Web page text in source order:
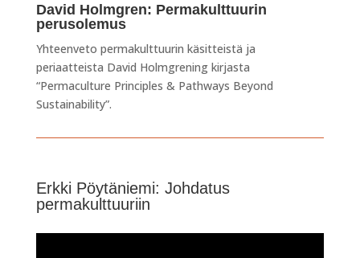
David Holmgren: Permakulttuurin
perusolemus
Yhteenveto permakulttuurin käsitteistä ja
periaatteista David Holmgrening kirjasta
“Permaculture Principles & Pathways Beyond
Sustainability”.
Erkki Pöytäniemi: Johdatus
permakulttuuriin